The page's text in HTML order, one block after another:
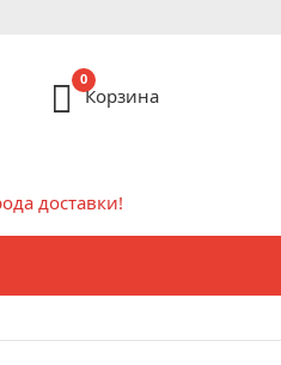
0
Корзина
доставки!